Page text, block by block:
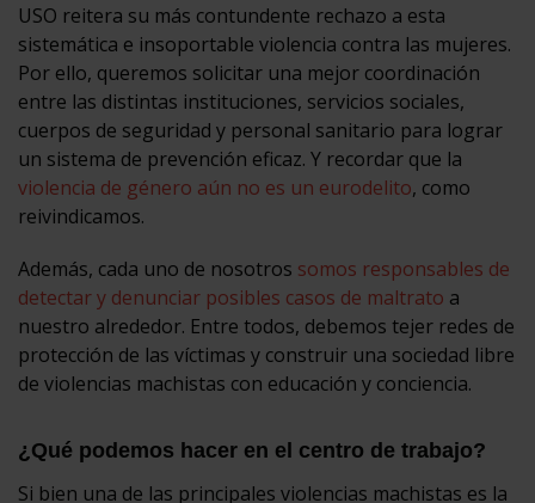
USO reitera su más contundente rechazo a esta
sistemática e insoportable violencia contra las mujeres.
Por ello, queremos solicitar una mejor coordinación
entre las distintas instituciones, servicios sociales,
cuerpos de seguridad y personal sanitario para lograr
un sistema de prevención eficaz. Y recordar que la
violencia de género aún no es un eurodelito, como
reivindicamos.
Además, cada uno de nosotros somos responsables de
detectar y denunciar posibles casos de maltrato a
nuestro alrededor. Entre todos, debemos tejer redes de
protección de las víctimas y construir una sociedad libre
de violencias machistas con educación y conciencia.
¿Qué podemos hacer en el centro de trabajo?
Si bien una de las principales violencias machistas es la